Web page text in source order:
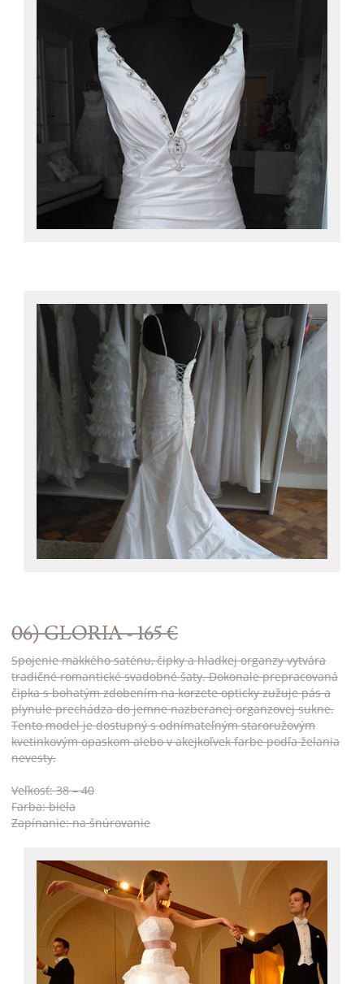
06) GLORIA - 165 €
Spojenie mäkkého saténu, čipky a hladkej organzy vytvára
tradičné romantické svadobné šaty. Dokonale prepracovaná
čipka s bohatým zdobením na korzete opticky zužuje pás a
plynule prechádza do jemne nazberanej organzovej sukne.
Tento model je dostupný s odnímateľným staroružovým
kvetinkovým opaskom alebo v akejkoľvek farbe podľa želania
nevesty.
Veľkosť: 38 – 40
Farba: biela
Zapínanie: na šnúrovanie